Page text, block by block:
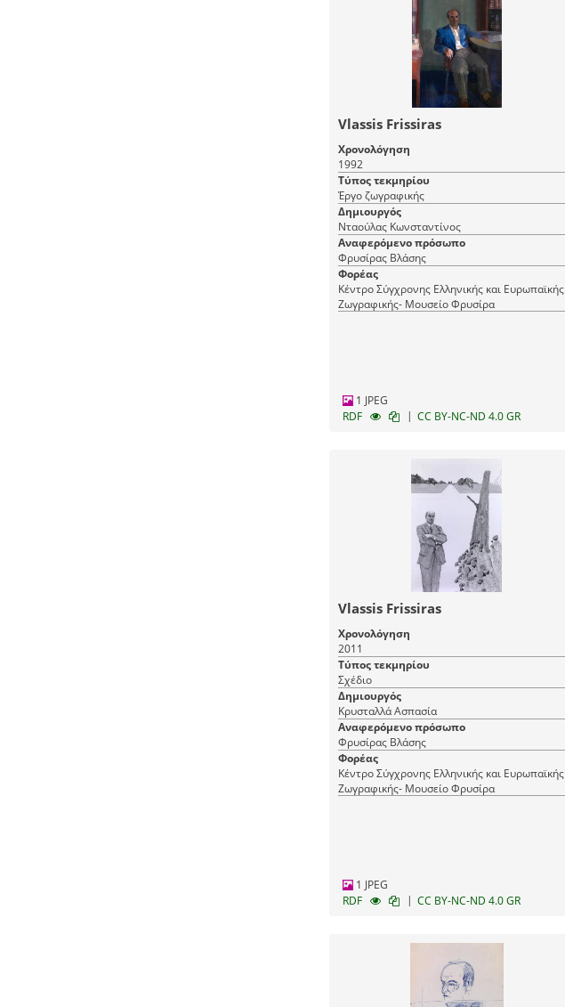
Vlassis Frissiras
Χρονολόγηση
1992
Τύπος τεκμηρίου
Έργο ζωγραφικής
Δημιουργός
Νταούλας Κωνσταντίνος
Αναφερόμενο πρόσωπο
Φρυσίρας Βλάσης
Φορέας
Κέντρο Σύγχρονης Ελληνικής και Ευρωπαϊκής
Ζωγραφικής- Μουσείο Φρυσίρα
1 JPEG
RDF
| CC BY-NC-ND 4.0 GR
Vlassis Frissiras
Χρονολόγηση
2011
Τύπος τεκμηρίου
Σχέδιο
Δημιουργός
Κρυσταλλά Ασπασία
Αναφερόμενο πρόσωπο
Φρυσίρας Βλάσης
Φορέας
Κέντρο Σύγχρονης Ελληνικής και Ευρωπαϊκής
Ζωγραφικής- Μουσείο Φρυσίρα
1 JPEG
RDF
| CC BY-NC-ND 4.0 GR